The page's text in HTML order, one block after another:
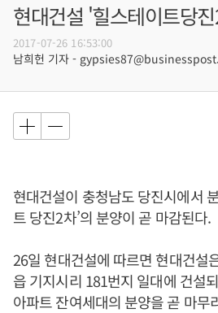
현대건설 '힐스테이트당
2017-07-26 16:53:00
남희헌 기자 -
현대건설이 충청남도 당진시에서
트 당진2차’의 분양이 곧 마감된다.
26일 현대건설에 따르면 현대건설
읍 기지시리 181번지 일대에 건설
아파트 잔여세대의 분양을 곧 마무